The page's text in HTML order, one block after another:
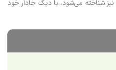
نشان می‌دهد که نسخه مونتاژ ویتنام این دستگاه (با کد رنگ سفید WW10CGC04DAE) از کیفیت ساخت بالایی برخوردار است. این محصول که در بازار با نام‌های اختصاری مانند W10 یا WW10 نیز شناخته می‌شود، با دیگ جادار خود